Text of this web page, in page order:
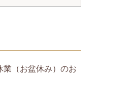
業（お盆休み）のお